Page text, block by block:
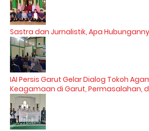
Sastra dan Jurnalistik, Apa
IAI Persis Garut Gelar Dialog Tokoh
Keagamaan di Garut, Permasalahan,